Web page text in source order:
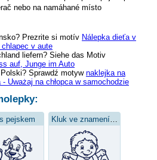
nebo na namáhané místo
Prezrite si motív Nálepka dieťa v
v aute
liefern? Siehe das Motiv
auf, Junge im Auto
Sprawdź motyw naklejka na
Uważaj na chłopca w samochodzie
pejskem